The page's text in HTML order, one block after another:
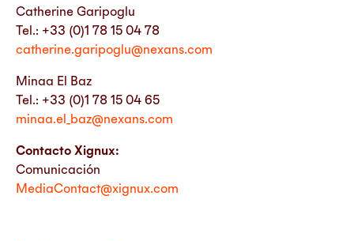
Catherine Garipoglu
Tel.: +33 (0)1 78 15 04 78
catherine.garipoglu@nexans.com
Minaa El Baz
Tel.: +33 (0)1 78 15 04 65
minaa.el_baz@nexans.com
Contacto Xignux:
Comunicación
MediaContact@xignux.com